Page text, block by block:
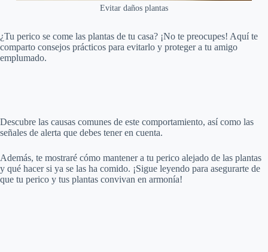
Evitar daños plantas
¿Tu perico se come las plantas de tu casa? ¡No te preocupes! Aquí te
comparto consejos prácticos para evitarlo y proteger a tu amigo
emplumado.
Descubre las causas comunes de este comportamiento, así como las
señales de alerta que debes tener en cuenta.
Además, te mostraré cómo mantener a tu perico alejado de las plantas
y qué hacer si ya se las ha comido. ¡Sigue leyendo para asegurarte de
que tu perico y tus plantas convivan en armonía!